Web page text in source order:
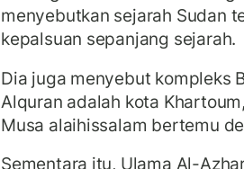
menyebutkan sejarah Sudan
kepalsuan sepanjang sejarah.
Dia juga menyebut kompleks
Alquran adalah kota
Musa alaihissalam bertemu
Sementara itu, Ulama Al-